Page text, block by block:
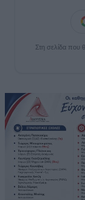
Στη σελίδα που